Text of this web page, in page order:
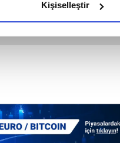
takdirde,
vasıtasıyla
ziyaret edebilirsiniz.
Kişiselleştir